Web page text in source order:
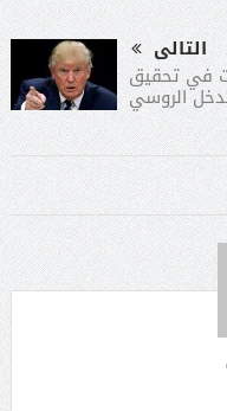
التالى
في تحقيق
الروسي